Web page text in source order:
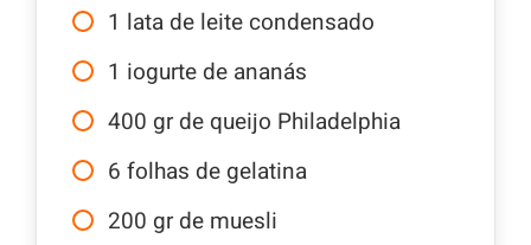
1 lata de leite condensado
1 iogurte de ananás
400 gr de queijo Philadelphia
6 folhas de gelatina
200 gr de muesli